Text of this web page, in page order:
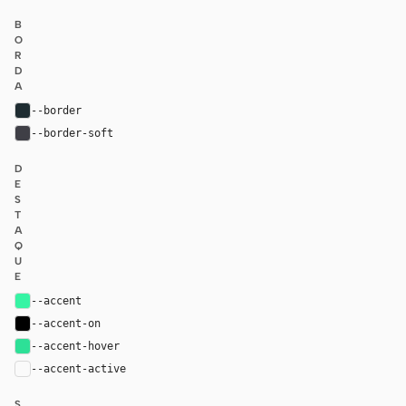
B
O
R
D
A
--border
--border-soft
D
E
S
T
A
Q
U
E
--accent
--accent-on
--accent-hover
--accent-active